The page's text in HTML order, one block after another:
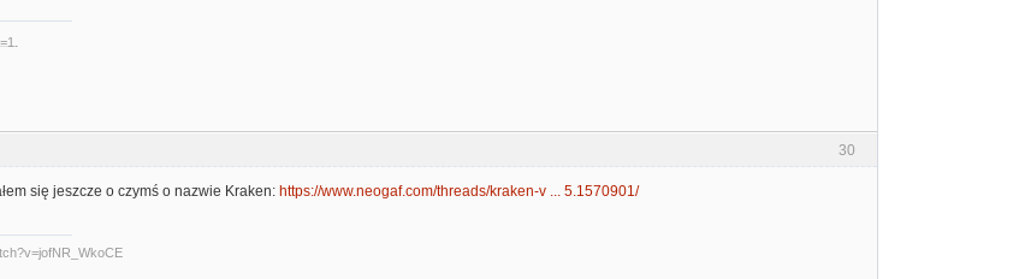
30
się jeszcze o czymś o nazwie Kraken: https://www.neogaf.com/threads/kraken-v ... 5.1570901/